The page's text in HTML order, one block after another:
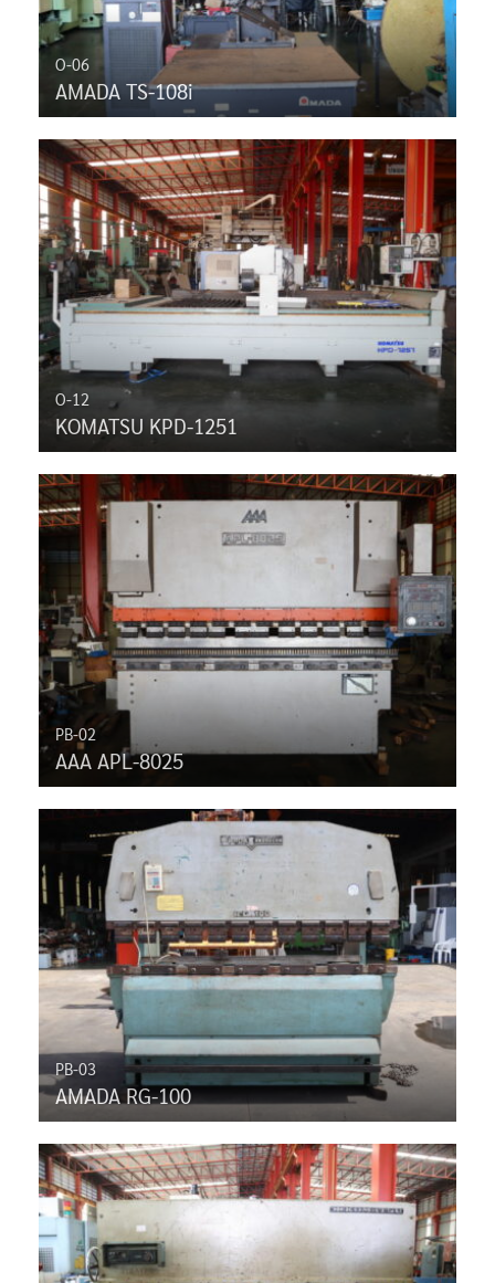
O-06
AMADA TS-108i
O-12
KOMATSU KPD-1251
PB-02
AAA APL-8025
PB-03
AMADA RG-100